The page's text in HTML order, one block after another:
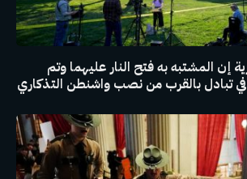
إن المشتبه به فتح النار عليهما وتم
في تبادل بالقرب من نصب واشنطن التذكاري